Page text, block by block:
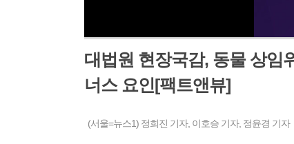
대법원 현장국감, 동물 상임
너스 요인[팩트앤뷰]
(서울=뉴스1) 정희진 기자, 이호승 기자, 정윤경 기